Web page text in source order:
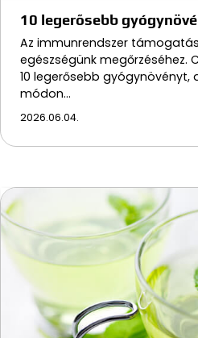
10 legerősebb
Az immunrendszer
egészségünk megőrzéséhez.
10 legerősebb gyógynövényt,
módon…
2026.06.04.